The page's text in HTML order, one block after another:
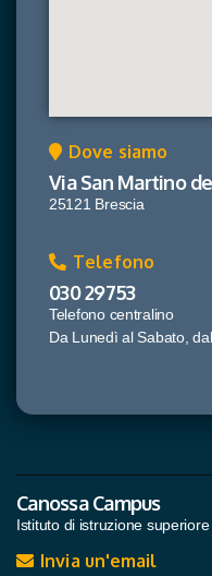
Dove siamo
Via San Martino
25121 Brescia
Telefono
030 29753
Telefono centralino
Da Lunedì al Sabato,
Canossa Campus
Istituto di istruzione superiore
Invia un'email